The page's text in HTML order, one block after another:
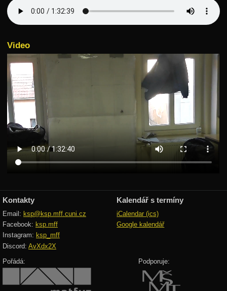
Video
Třídění
Hledání v textu
Grafy
Minimální kostry
Rovinné grafy
Eulerovské tahy
Toky v sítích
Maximální párování
Matematika
Teorie čísel
Pravděpodobnost
Vektory
Integrály
Teorie složitosti
Kontakty
Email: ksp@ksp.mff.cuni.cz
Facebook: ksp.mff
Instagram: ksp_mff
Discord: AvXdx2X
Kalendář s termíny
iCalendar (ics)
Google kalendář
Pořádá: Podporuje: